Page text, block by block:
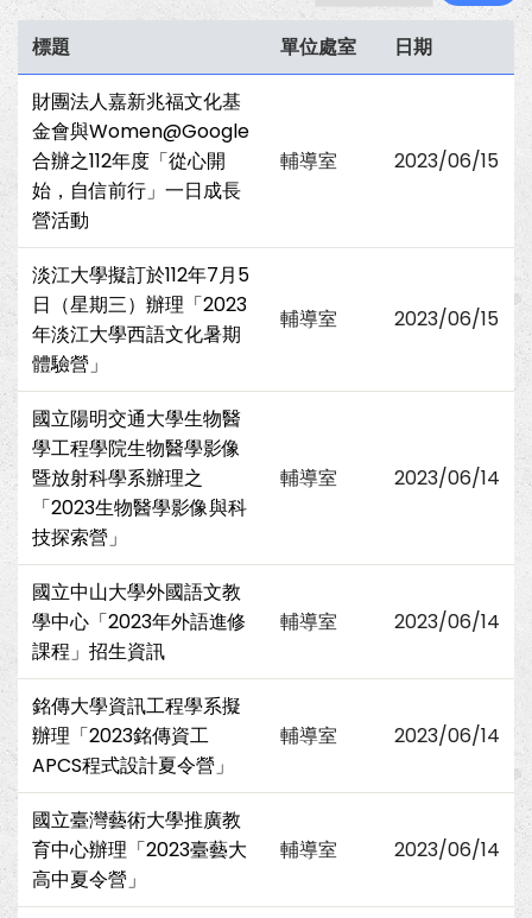
標題 單位處室
日期
財團法人嘉新兆福文化基
金會與Women@Google
合辦之112年度「從心開
始，自信前行」一日成長
營活動
輔導室 2023/06/15
淡江大學擬訂於112年7月5
日（星期三）辦理「2023
年淡江大學西語文化暑期
體驗營」
輔導室 2023/06/15
國立陽明交通大學生物醫
學工程學院生物醫學影像
暨放射科學系辦理之
「2023生物醫學影像與科
技探索營」
輔導室 2023/06/14
國立中山大學外國語文教
學中心「2023年外語進修
課程」招生資訊
輔導室 2023/06/14
銘傳大學資訊工程學系擬
辦理「2023銘傳資工
APCS程式設計夏令營」
輔導室 2023/06/14
國立臺灣藝術大學推廣教
育中心辦理「2023臺藝大
高中夏令營」
輔導室 2023/06/14